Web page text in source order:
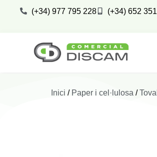
(+34) 977 795 228 (+34) 652
Inici / Paper i cel·lulosa /